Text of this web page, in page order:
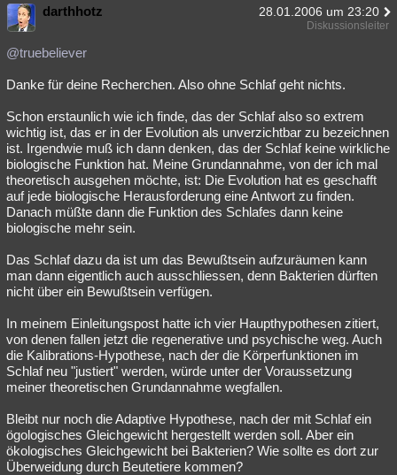
darthhotz 28.01.2006 um 23:20
Diskussionsleiter
@truebeliever
Danke für deine Recherchen. Also ohne Schlaf geht nichts.
Schon erstaunlich wie ich finde, das der Schlaf also so extrem
wichtig ist, das er in der Evolution als unverzichtbar zu bezeichnen
ist. Irgendwie muß ich dann denken, das der Schlaf keine wirkliche
biologische Funktion hat. Meine Grundannahme, von der ich mal
theoretisch ausgehen möchte, ist: Die Evolution hat es geschafft
auf jede biologische Herausforderung eine Antwort zu finden.
Danach müßte dann die Funktion des Schlafes dann keine
biologische mehr sein.
Das Schlaf dazu da ist um das Bewußtsein aufzuräumen kann
man dann eigentlich auch ausschliessen, denn Bakterien dürften
nicht über ein Bewußtsein verfügen.
In meinem Einleitungspost hatte ich vier Haupthypothesen zitiert,
von denen fallen jetzt die regenerative und psychische weg. Auch
die Kalibrations-Hypothese, nach der die Körperfunktionen im
Schlaf neu "justiert" werden, würde unter der Voraussetzung
meiner theoretischen Grundannahme wegfallen.
Bleibt nur noch die Adaptive Hypothese, nach der mit Schlaf ein
ögologisches Gleichgewicht hergestellt werden soll. Aber ein
ökologisches Gleichgewicht bei Bakterien? Wie sollte es dort zur
Überweidung durch Beutetiere kommen?